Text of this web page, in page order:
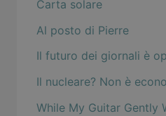
Carta solare
Al posto di Pierre
Il futuro dei giornali è
Il nucleare? Non è
While My Guitar Gently